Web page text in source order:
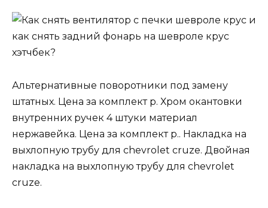
Альтернативные поворотники под замену
штатных. Цена за комплект р. Хром окантовки
внутренних ручек 4 штуки материал
нержавейка. Цена за комплект р.. Накладка на
выхлопную трубу для chevrolet cruze. Двойная
накладка на выхлопную трубу для chevrolet
cruze.